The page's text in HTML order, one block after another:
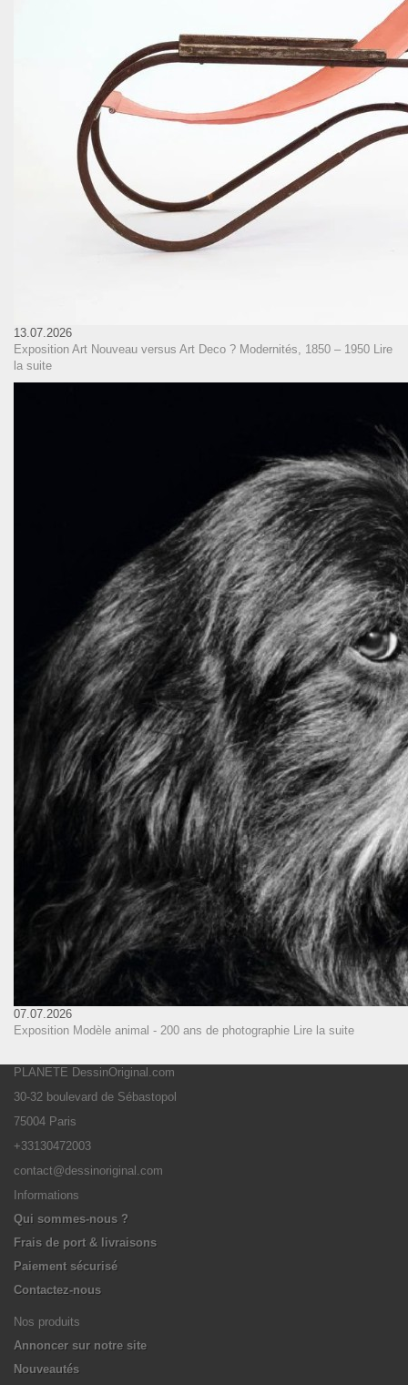
13.07.2026
Exposition Art Nouveau versus Art Deco ? Modernités, 1850 – 1950 Lire
la suite
07.07.2026
Exposition Modèle animal - 200 ans de photographie Lire la suite
PLANETE DessinOriginal.com
30-32 boulevard de Sébastopol
75004 Paris
+33130472003
contact@dessinoriginal.com
Informations
Qui sommes-nous ?
Frais de port & livraisons
Paiement sécurisé
Contactez-nous
Nos produits
Annoncer sur notre site
Nouveautés